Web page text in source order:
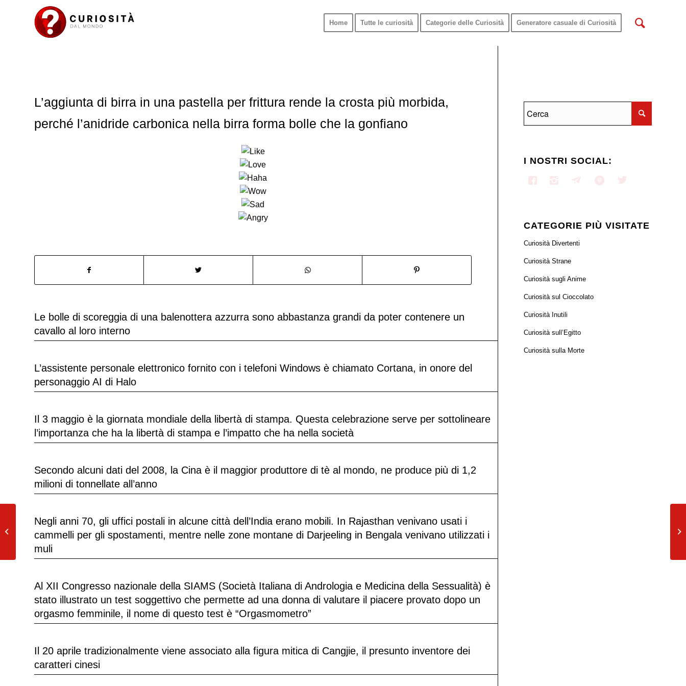
Home Tutte le curiosità Categorie delle Curiosità Generatore casuale di Curiosità
L’aggiunta di birra in una pastella per frittura rende la crosta più morbida,
perché l’anidride carbonica nella birra forma bolle che la gonfiano
Le bolle di scoreggia di una balenottera azzurra sono abbastanza grandi da poter contenere un
cavallo al loro interno
L’assistente personale elettronico fornito con i telefoni Windows è chiamato Cortana, in onore del
personaggio AI di Halo
Il 3 maggio è la giornata mondiale della libertà di stampa. Questa celebrazione serve per sottolineare
l’importanza che ha la libertà di stampa e l’impatto che ha nella società
Secondo alcuni dati del 2008, la Cina è il maggior produttore di tè al mondo, ne produce più di 1,2
milioni di tonnellate all’anno
Negli anni 70, gli uffici postali in alcune città dell’India erano mobili. In Rajasthan venivano usati i
cammelli per gli spostamenti, mentre nelle zone montane di Darjeeling in Bengala venivano utilizzati i
muli
Al XII Congresso nazionale della SIAMS (Società Italiana di Andrologia e Medicina della Sessualità) è
stato illustrato un test soggettivo che permette ad una donna di valutare il piacere provato dopo un
orgasmo femminile, il nome di questo test è “Orgasmometro”
Il 20 aprile tradizionalmente viene associato alla figura mitica di Cangjie, il presunto inventore dei
caratteri cinesi
I NOSTRI SOCIAL:
CATEGORIE PIÙ VISITATE
Curiosità Divertenti
Curiosità Strane
Curiosità sugli Anime
Curiosità sul Cioccolato
Curiosità Inutili
Curiosità sull’Egitto
Curiosità sulla Morte
Mangiare cereali integrali con latte è
altrettanto efficace per favorire il...